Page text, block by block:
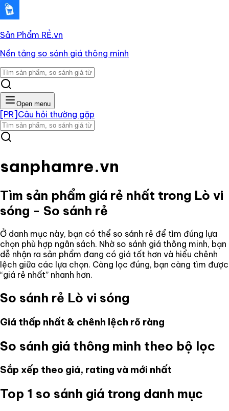
Sản Phẩm RẺ.vn
Nền tảng so sánh giá thông minh
Open menu
[PR] Câu hỏi thường gặp
sanphamre.vn
Tìm sản phẩm giá rẻ nhất trong Lò vi
sóng - So sánh rẻ
Ở danh mục này, bạn có thể so sánh rẻ để tìm đúng lựa
chọn phù hợp ngân sách. Nhờ so sánh giá thông minh, bạn
dễ nhận ra sản phẩm đang có giá tốt hơn và hiểu chênh
lệch giữa các lựa chọn. Càng lọc đúng, bạn càng tìm được
“giá rẻ nhất” nhanh hơn.
So sánh rẻ Lò vi sóng
Giá thấp nhất & chênh lệch rõ ràng
So sánh giá thông minh theo bộ lọc
Sắp xếp theo giá, rating và mới nhất
Top 1 so sánh giá trong danh mục